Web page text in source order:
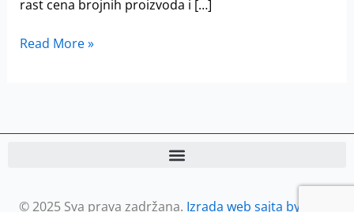
rast cena brojnih proizvoda i […]
Read More »
© 2025 Sva prava zadržana. Izrada web sajta by Petar